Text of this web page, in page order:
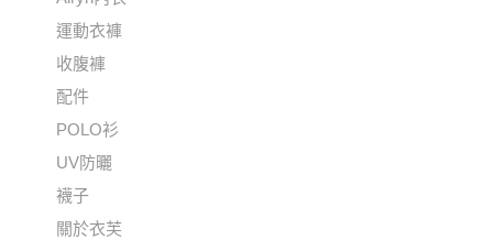
運動衣褲
收腹褲
配件
POLO衫
UV防曬
襪子
關於衣芙